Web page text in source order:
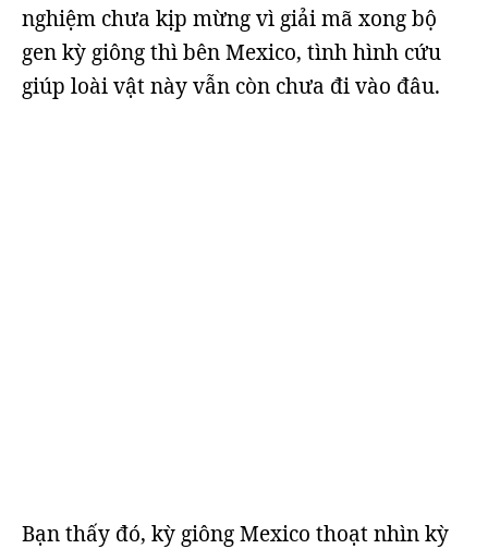
nghiệm chưa kịp mừng vì giải mã xong bộ
gen kỳ giông thì bên Mexico, tình hình cứu
giúp loài vật này vẫn còn chưa đi vào đâu.
Bạn thấy đó, kỳ giông Mexico thoạt nhìn kỳ